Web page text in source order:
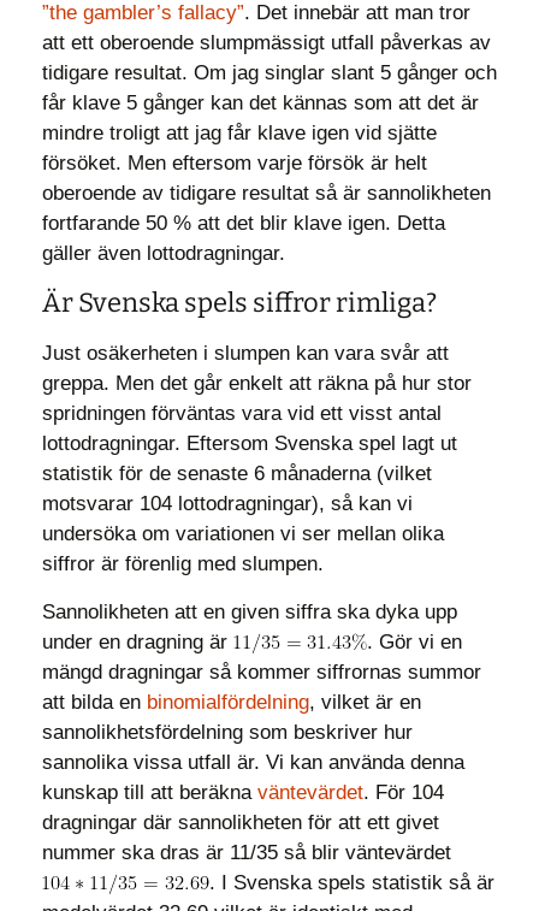
”the gambler’s fallacy”. Det innebär att man tror
att ett oberoende slumpmässigt utfall påverkas av
tidigare resultat. Om jag singlar slant 5 gånger och
får klave 5 gånger kan det kännas som att det är
mindre troligt att jag får klave igen vid sjätte
försöket. Men eftersom varje försök är helt
oberoende av tidigare resultat så är sannolikheten
fortfarande 50 % att det blir klave igen. Detta
gäller även lottodragningar.
Är Svenska spels siffror rimliga?
Just osäkerheten i slumpen kan vara svår att
greppa. Men det går enkelt att räkna på hur stor
spridningen förväntas vara vid ett visst antal
lottodragningar. Eftersom Svenska spel lagt ut
statistik för de senaste 6 månaderna (vilket
motsvarar 104 lottodragningar), så kan vi
undersöka om variationen vi ser mellan olika
siffror är förenlig med slumpen.
Sannolikheten att en given siffra ska dyka upp
under en dragning är
. Gör vi en
mängd dragningar så kommer siffrornas summor
att bilda en binomialfördelning, vilket är en
sannolikhetsfördelning som beskriver hur
sannolika vissa utfall är. Vi kan använda denna
kunskap till att beräkna väntevärdet. För 104
dragningar där sannolikheten för att ett givet
nummer ska dras är 11/35 så blir väntevärdet
. I Svenska spels statistik så är